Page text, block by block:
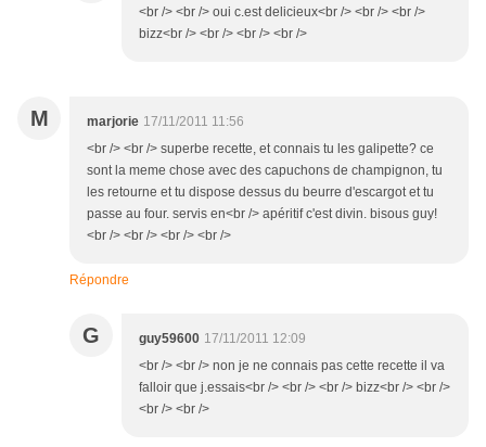
<br /> <br /> oui c.est delicieux<br /> <br /> <br />
bizz<br /> <br /> <br /> <br />
M marjorie 17/11/2011 11:56
<br /> <br /> superbe recette, et connais tu les galipette? ce
sont la meme chose avec des capuchons de champignon, tu
les retourne et tu dispose dessus du beurre d'escargot et tu
passe au four. servis en<br /> apéritif c'est divin. bisous guy!
<br /> <br /> <br /> <br />
Répondre
G guy59600 17/11/2011 12:09
<br /> <br /> non je ne connais pas cette recette il va
falloir que j.essais<br /> <br /> <br /> bizz<br /> <br />
<br /> <br />